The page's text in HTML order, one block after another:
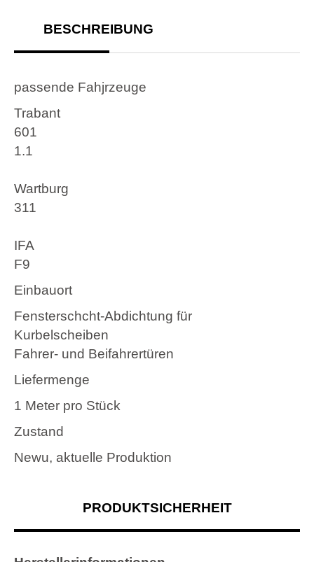
BESCHREIBUNG
passende Fahjrzeuge
Trabant
601
1.1
Wartburg
311
IFA
F9
Einbauort
Fensterschcht-Abdichtung für
Kurbelscheiben
Fahrer- und Beifahrertüren
Liefermenge
1 Meter pro Stück
Zustand
Newu, aktuelle Produktion
PRODUKTSICHERHEIT